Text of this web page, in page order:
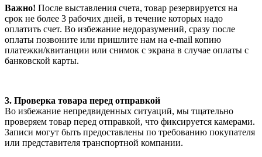
Важно! После выставления счета, товар резервируется на
срок не более 3 рабочих дней, в течение которых надо
оплатить счет. Во избежание недоразумений, сразу после
оплаты позвоните или пришлите нам на e-mail копию
платежки/квитанции или снимок с экрана в случае оплаты с
банковской карты.
3. Проверка товара перед отправкой
Во избежание непредвиденных ситуаций, мы тщательно
проверяем товар перед отправкой, что фиксируется камерами.
Записи могут быть предоставлены по требованию покупателя
или представителя транспортной компании.